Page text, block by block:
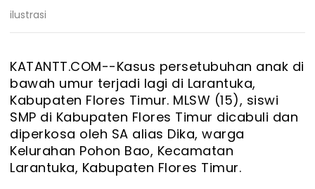
ilustrasi
KATANTT.COM--Kasus persetubuhan anak di
bawah umur terjadi lagi di Larantuka,
Kabupaten Flores Timur. MLSW (15), siswi
SMP di Kabupaten Flores Timur dicabuli dan
diperkosa oleh SA alias Dika, warga
Kelurahan Pohon Bao, Kecamatan
Larantuka, Kabupaten Flores Timur.